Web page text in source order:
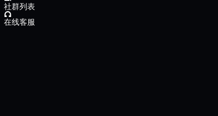
社群列表
在线客服